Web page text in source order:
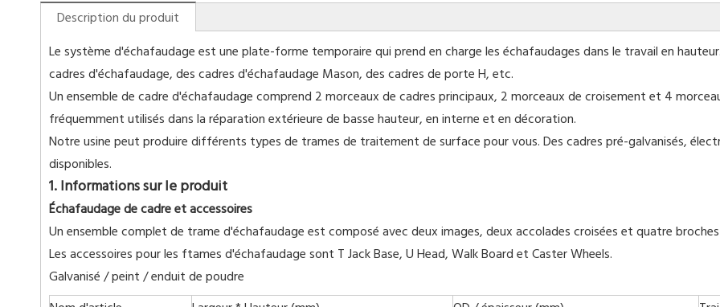
Description du produit
Le système d'échafaudage est une plate-forme temporaire qui prend en charge les échafaudages dans le travail en
cadres d'échafaudage, des cadres d'échafaudage Mason, des cadres de porte H, etc.
Un ensemble de cadre d'échafaudage comprend 2 morceaux de cadres principaux, 2 morceaux de croisement et 4
fréquemment utilisés dans la réparation extérieure de basse hauteur, en interne et en décoration.
Notre usine peut produire différents types de trames de traitement de surface pour vous. Des cadres pré-galvanisés,
disponibles.
1. Informations sur le produit
Échafaudage de cadre et accessoires
Un ensemble complet de trame d'échafaudage est composé avec deux images, deux accolades croisées et quatre
Les accessoires pour les ftames d'échafaudage sont T Jack Base, U Head, Walk Board et Caster Wheels.
Galvanisé / peint / enduit de poudre